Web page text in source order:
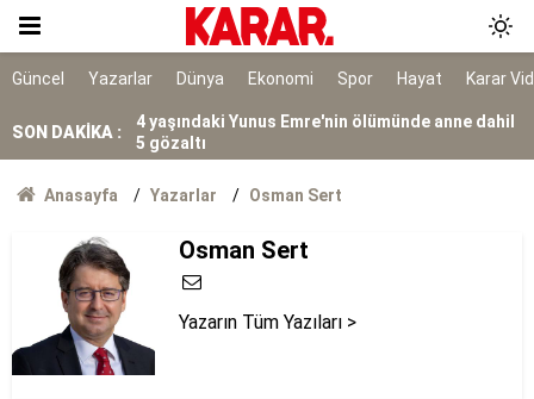
Güncel Yazarlar Dünya Ekonomi Spor Hayat Karar
SON DAKİKA :
Elektriği güneşten geçimi hayvancılıktan
sağlıyorlar!
5 gözaltı
5 kentteki orman yangınlarının bilançosu belli
oldu
Kavukçuoğlu getirildi
Arızalanan kahve makinesini çöpe atmayın! 15
saniyede tamir eden pratik yöntem
Bakan Gürlek, Uğur Mumcu'nun ailesiyle
görüştü
Anasayfa Yazarlar Osman Sert
Osman Sert
Yazarın Tüm Yazıları >